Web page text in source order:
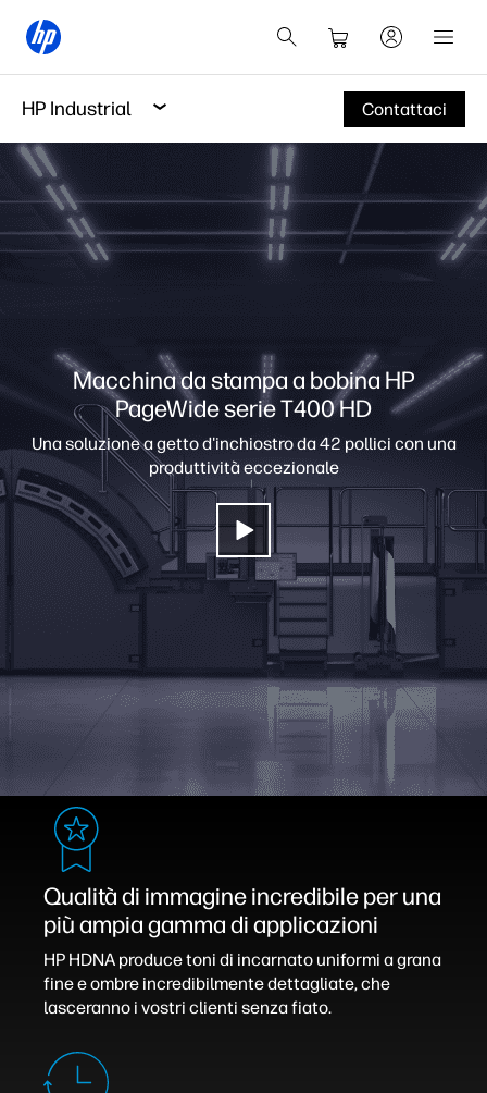
HP Industrial Contattaci
Macchina da stampa a bobina HP
PageWide serie T400 HD
Una soluzione a getto d'inchiostro da 42 pollici con una
produttività eccezionale
Qualità di immagine incredibile per una
più ampia gamma di applicazioni
HP HDNA produce toni di incarnato uniformi a grana
fine e ombre incredibilmente dettagliate, che
lasceranno i vostri clienti senza fiato.